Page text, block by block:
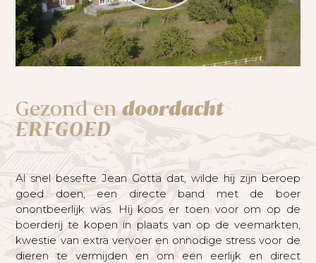
Gezond endoordacht
ERFGOED
Al snel besefte Jean Gotta dat, wilde hij zijn beroep
goed doen, een directe band met de boer
onontbeerlijk was. Hij koos er toen voor om op de
boerderij te kopen in plaats van op de veemarkten,
kwestie van extra vervoer en onnodige stress voor de
dieren te vermijden en om een eerlijk en direct